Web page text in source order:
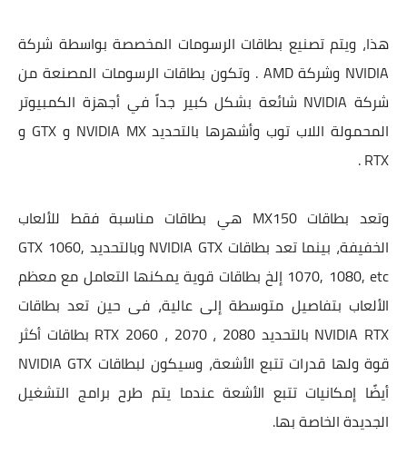
هذا، ويتم تصنيع بطاقات الرسومات المخصصة بواسطة شركة
NVIDIA وشركة AMD . وتكون بطاقات الرسومات المصنعة من
شركة NVIDIA شائعة بشكل كبير جداً في أجهزة الكمبيوتر
المحمولة اللاب توب وأشهرها بالتحديد NVIDIA MX و GTX و
RTX .
وتعد بطاقات MX150 هي بطاقات مناسبة فقط للألعاب
الخفيفة، بينما تعد بطاقات NVIDIA GTX وبالتحديد GTX 1060,
1070, 1080, etc إلخ بطاقات قوية يمكنها التعامل مع معظم
الألعاب بتفاصيل متوسطة إلى عالية، فى حين تعد بطاقات
NVIDIA RTX بالتحديد RTX 2060 ، 2070 ، 2080 بطاقات أكثر
قوة ولها قدرات تتبع الأشعة، وسيكون لبطاقات NVIDIA GTX
أيضًا إمكانيات تتبع الأشعة عندما يتم طرح برامج التشغيل
الجديدة الخاصة بها.